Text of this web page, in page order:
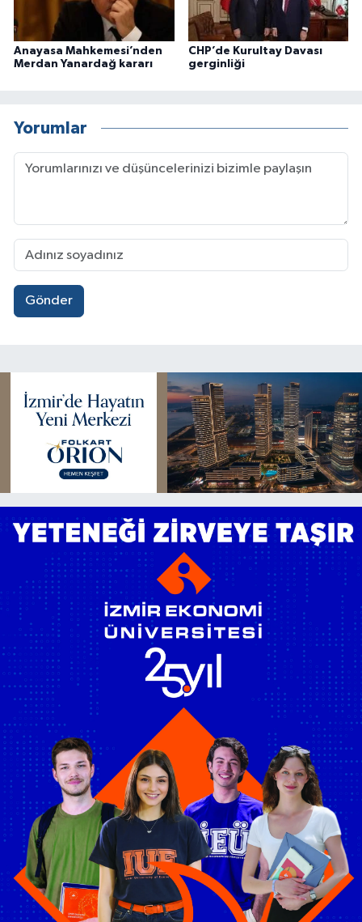
Anayasa Mahkemesi’nden
Merdan Yanardağ kararı
CHP’de Kurultay Davası
gerginliği
Yorumlar
Gönder